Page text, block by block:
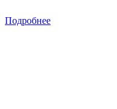
Подробнее